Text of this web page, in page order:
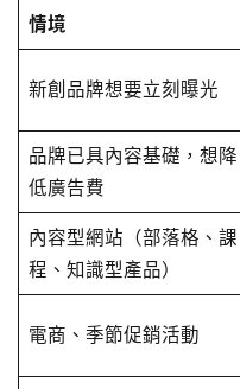
情境
新創品牌想要立刻曝光
品牌已具內容基礎，想降
低廣告費
內容型網站（部落格、課
程、知識型產品）
電商、季節促銷活動